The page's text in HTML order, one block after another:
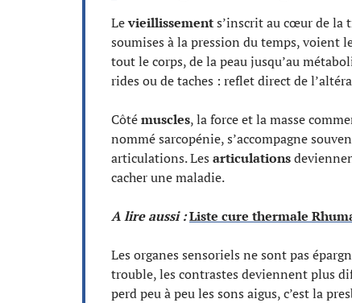
Levieillissements’inscrit au cœur de la
soumises à la pression du temps, voient
tout le corps, de la peau jusqu’au
rides ou de taches : reflet direct de
Côtémuscles, la force et la masse
nommé sarcopénie, s’accompagne
articulations. Les articulations
cacher une maladie.
A lire aussi :Liste cure thermale
Les organes sensoriels ne sont pas
trouble, les contrastes deviennent plus
perd peu à peu les sons aigus, c’est la